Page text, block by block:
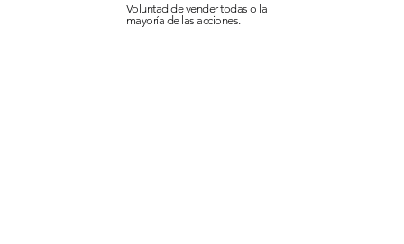
Voluntad de vender todas o la
mayoría de las acciones.